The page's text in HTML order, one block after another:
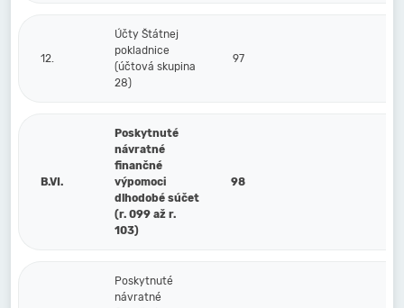
12.
Účty Štátnej
pokladnice
(účtová skupina
28)
97
B.VI.
Poskytnuté
návratné
finančné
výpomoci
dlhodobé súčet
(r. 099 až r.
103)
98
Poskytnuté
návratné